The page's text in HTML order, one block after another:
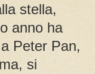
stella,
anno ha
Peter Pan,
si